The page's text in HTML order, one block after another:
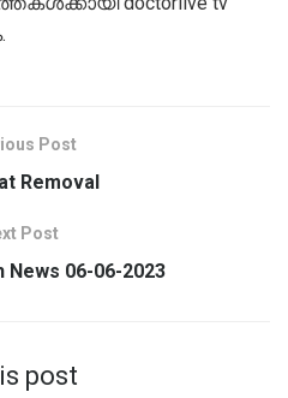
Post
Removal
Post
News 06-06-2023
post